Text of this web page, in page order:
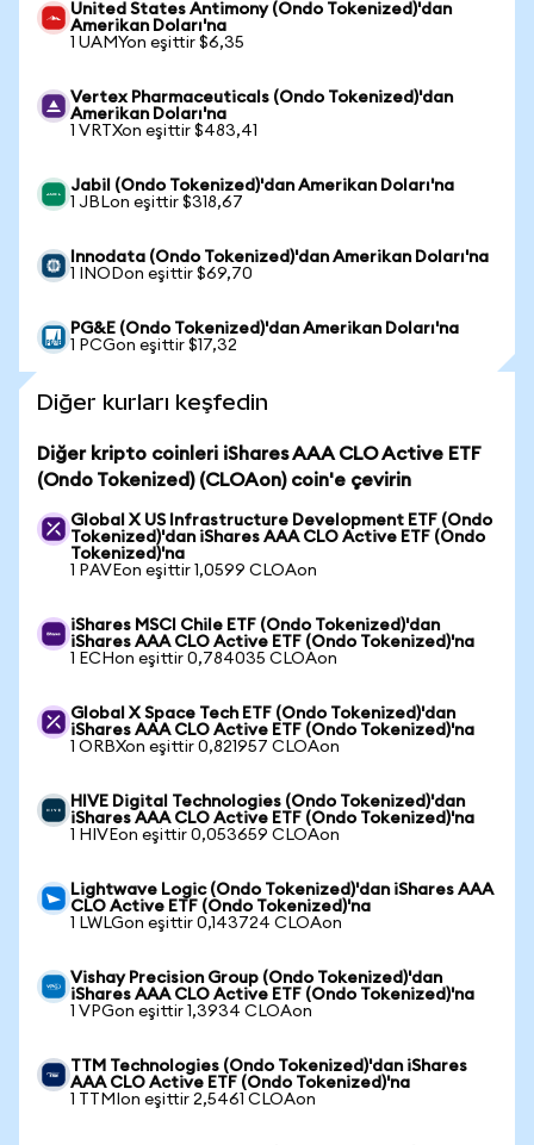
United States Antimony (Ondo Tokenized)'dan
Amerikan Doları'na
1 UAMYon eşittir $6,35
Vertex Pharmaceuticals (Ondo Tokenized)'dan
Amerikan Doları'na
1 VRTXon eşittir $483,41
Jabil (Ondo Tokenized)'dan Amerikan Doları'na
1 JBLon eşittir $318,67
Innodata (Ondo Tokenized)'dan Amerikan Doları'na
1 INODon eşittir $69,70
PG&E (Ondo Tokenized)'dan Amerikan Doları'na
1 PCGon eşittir $17,32
Diğer kurları keşfedin
Diğer kripto coinleri iShares AAA CLO Active ETF
(Ondo Tokenized) (CLOAon) coin'e çevirin
Global X US Infrastructure Development ETF (Ondo
Tokenized)'dan iShares AAA CLO Active ETF (Ondo
Tokenized)'na
1 PAVEon eşittir 1,0599 CLOAon
iShares MSCI Chile ETF (Ondo Tokenized)'dan
iShares AAA CLO Active ETF (Ondo Tokenized)'na
1 ECHon eşittir 0,784035 CLOAon
Global X Space Tech ETF (Ondo Tokenized)'dan
iShares AAA CLO Active ETF (Ondo Tokenized)'na
1 ORBXon eşittir 0,821957 CLOAon
HIVE Digital Technologies (Ondo Tokenized)'dan
iShares AAA CLO Active ETF (Ondo Tokenized)'na
1 HIVEon eşittir 0,053659 CLOAon
Lightwave Logic (Ondo Tokenized)'dan iShares AAA
CLO Active ETF (Ondo Tokenized)'na
1 LWLGon eşittir 0,143724 CLOAon
Vishay Precision Group (Ondo Tokenized)'dan
iShares AAA CLO Active ETF (Ondo Tokenized)'na
1 VPGon eşittir 1,3934 CLOAon
TTM Technologies (Ondo Tokenized)'dan iShares
AAA CLO Active ETF (Ondo Tokenized)'na
1 TTMIon eşittir 2,5461 CLOAon